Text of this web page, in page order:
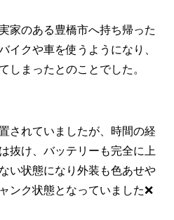
家のある豊橋市へ持ち帰った
イクや車を使うようになり、
しまったとのことでした。
されていましたが、時間の経
抜け、バッテリーも完全に上
い状態になり外装も色あせや
ンク状態となっていました❌